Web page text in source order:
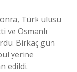
sonra, Türk ulusu
ve Osmanlı
Birkaç gün
yerine
edildi.